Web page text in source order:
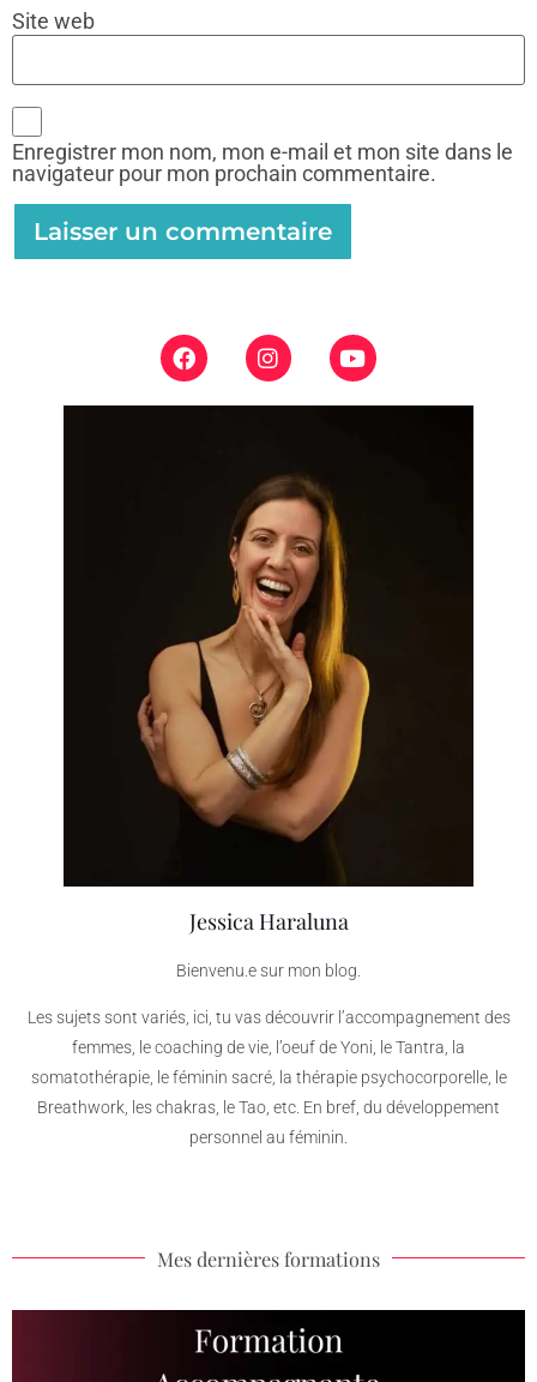
Site web
Enregistrer mon nom, mon e-mail et mon site dans le
navigateur pour mon prochain commentaire.
Jessica Haraluna
Bienvenu.e sur mon blog.
Les sujets sont variés, ici, tu vas découvrir l’accompagnement des
femmes, le coaching de vie, l’oeuf de Yoni, le Tantra, la
somatothérapie, le féminin sacré, la thérapie psychocorporelle, le
Breathwork, les chakras, le Tao, etc. En bref, du développement
personnel au féminin.
Mes dernières formations